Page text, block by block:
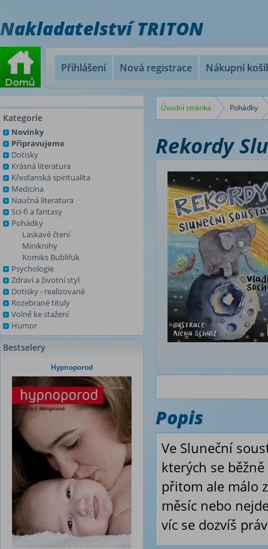
Nakladatelství TRITON
Přihlášení Nová registrace Nákupní
Kategorie
Novinky
Připravujeme
Dotisky
Krásná literatura
Křesťanská spiritualita
Medicína
Naučná literatura
Sci-fi a fantasy
Pohádky
Laskavé čtení
Miniknihy
Komiks Bublifuk
Psychologie
Zdraví a životní styl
Dotisky - realizované
Rozebrané tituly
Volně ke stažení
Humor
Bestselery
Hypnoporod
Úvodní stránka Pohádky
Rekordy
Popis
Ve Sluneční
kterých se
přitom ale málo
měsíc nebo
víc se dozvíš